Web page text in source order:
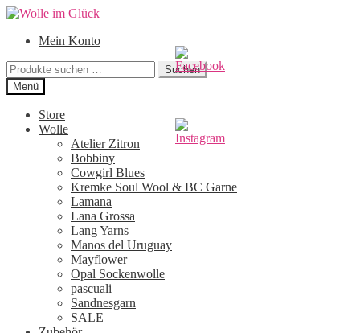
Zur
springen
Zum
springenMein Konto
Suchen
nach:
Suchen
Menü
Store
Wolle
Atelier Zitron
Bobbiny
Cowgirl Blues
Kremke Soul Wool & BC Garne
Lamana
Lana Grossa
Lang Yarns
Manos del Uruguay
Mayflower
Opal Sockenwolle
pascuali
Sandnesgarn
SALE